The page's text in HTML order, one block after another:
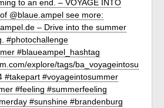
to an end. – VOYAGE INTO
@blaue.ampel see more:
– Drive into the summer
#photochallenge
#blaueampel_hashtag
explore/tags/ba_voyageintosu
#takepart #voyageintosummer
#feeling #summerfeeling
#sunshine #brandenburg